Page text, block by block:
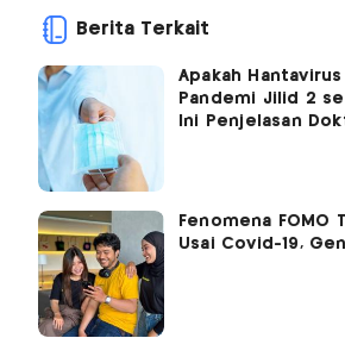
Berita Terkait
Apakah
Pandemi Jilid 2
Ini Penjelasan
Fenomena FOMO
Usai Covid-19,